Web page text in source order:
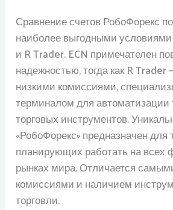
Сравнение счетов РобоФорекс
наиболее выгодными
и R Trader. ECN примечателен
надежностью, тогда как R
низкими комиссиями,
терминалом для автоматизации
торговых инструментов.
«РобоФорекс» предназначен для
планирующих работать на всех
рынках мира. Отличается
комиссиями и наличием
торговли.